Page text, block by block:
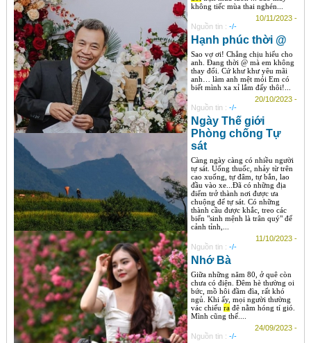
không tiếc mùa thai nghén...
10/11/2023 -
Nguồn tin : -/-
Hạnh phúc thời @
Sao vợ ơi! Chẳng chịu hiểu cho
anh. Đang thời @ mà em không
thay đổi. Cứ khư khư yêu mãi
anh… làm anh mệt mỏi Em có
biết mình xa xỉ lắm đấy thôi!...
20/10/2023 -
Nguồn tin : -/-
Ngày Thế giới
Phòng chống Tự
sát
Càng ngày càng có nhiều người
tự sát. Uống thuốc, nhảy từ trên
cao xuống, tự đâm, tự bắn, lao
đầu vào xe...Đã có những địa
điểm trở thành nơi được ưa
chuộng để tự sát. Có những
thành cầu được khắc, treo các
biển "sinh mệnh là trân quý" để
cảnh tỉnh,...
11/10/2023 -
Nguồn tin : -/-
Nhớ Bà
Giữa những năm 80, ở quê còn
chưa có điện. Đêm hè thường oi
bức, mồ hôi đầm đìa, rất khó
ngủ. Khi ấy, mọi người thường
vác chiếu rađê nằm hóng tí gió.
Mình cũng thế....
24/09/2023 -
Nguồn tin : -/-